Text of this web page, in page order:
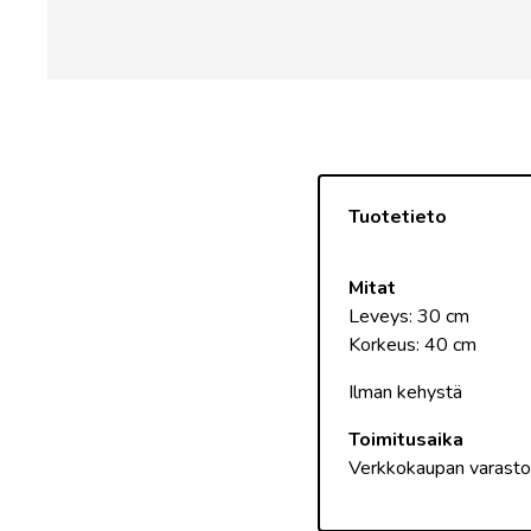
Tuotetieto
Mitat
Leveys: 30 cm
Korkeus: 40 cm
Ilman kehystä
Toimitusaika
Verkkokaupan